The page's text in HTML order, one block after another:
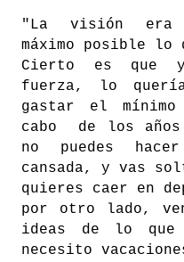
"La visión era
máximo posible lo
Cierto es que
fuerza, lo
gastar el
cabo de los
no puedes
cansada, y vas
quieres caer en
por otro lado,
ideas de lo
necesito